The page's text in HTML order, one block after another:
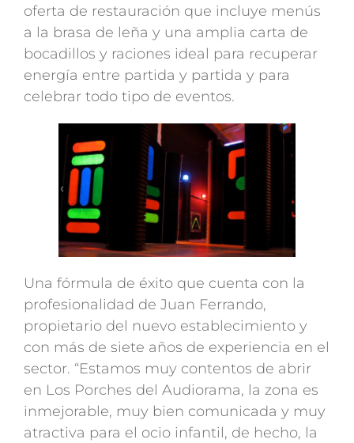
oferta de restauración que incluye menús
a la brasa de leña y una amplia carta de
bocadillos y raciones ideal para recuperar
energía entre partida y partida y para
celebrar todo tipo de eventos.
Una fórmula de éxito que cuenta con la
profesionalidad de Juan Ferrando,
propietario del nuevo establecimiento y
con más de siete años de experiencia en el
sector. “Estamos muy contentos de abrir
en Los Porches del Audiorama, la zona es
inmejorable, muy bien comunicada y muy
atractiva para el ocio infantil, de hecho, la